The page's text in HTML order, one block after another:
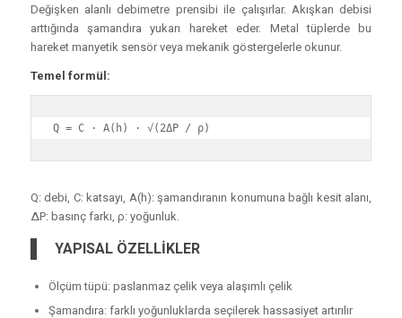
Değişken alanlı debimetre prensibi ile çalışırlar. Akışkan debisi
arttığında şamandıra yukarı hareket eder. Metal tüplerde bu
hareket manyetik sensör veya mekanik göstergelerle okunur.
Temel formül:
Q = C · A(h) · √(2ΔP / ρ)
Q: debi, C: katsayı, A(h): şamandıranın konumuna bağlı kesit alanı,
ΔP: basınç farkı, ρ: yoğunluk.
YAPISAL ÖZELLİKLER
Ölçüm tüpü: paslanmaz çelik veya alaşımlı çelik
Şamandıra: farklı yoğunluklarda seçilerek hassasiyet artırılır